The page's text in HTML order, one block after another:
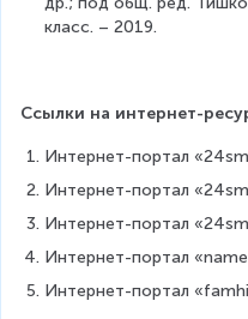
класс. – 2019.
Ссылки на интернет-
Интернет-портал
Интернет-портал
Интернет-портал
Интернет-портал
Интернет-портал